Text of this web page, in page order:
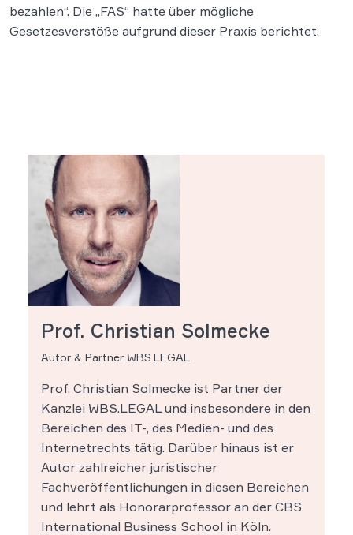
bezahlen“. Die „FAS“ hatte über mögliche
Gesetzesverstöße aufgrund dieser Praxis berichtet.
Prof. Christian Solmecke
Autor & Partner WBS.LEGAL
Prof. Christian Solmecke ist Partner der
Kanzlei WBS.LEGAL und insbesondere in den
Bereichen des IT-, des Medien- und des
Internetrechts tätig. Darüber hinaus ist er
Autor zahlreicher juristischer
Fachveröffentlichungen in diesen Bereichen
und lehrt als Honorarprofessor an der CBS
International Business School in Köln.